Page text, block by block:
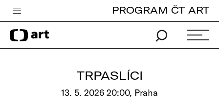
Česká televize
Zpravodajství
PROGRAM ČT ART
TRPASLÍCI
13. 5. 2026 20:00, Praha